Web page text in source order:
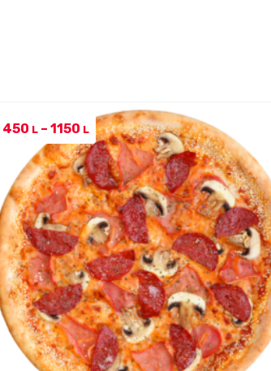
450 L – 1150 LPrice
range:
450 L
through
1150 L